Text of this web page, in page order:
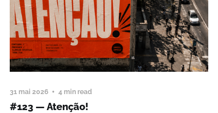
31 mai 2026 4 min read
#123 — Atenção!